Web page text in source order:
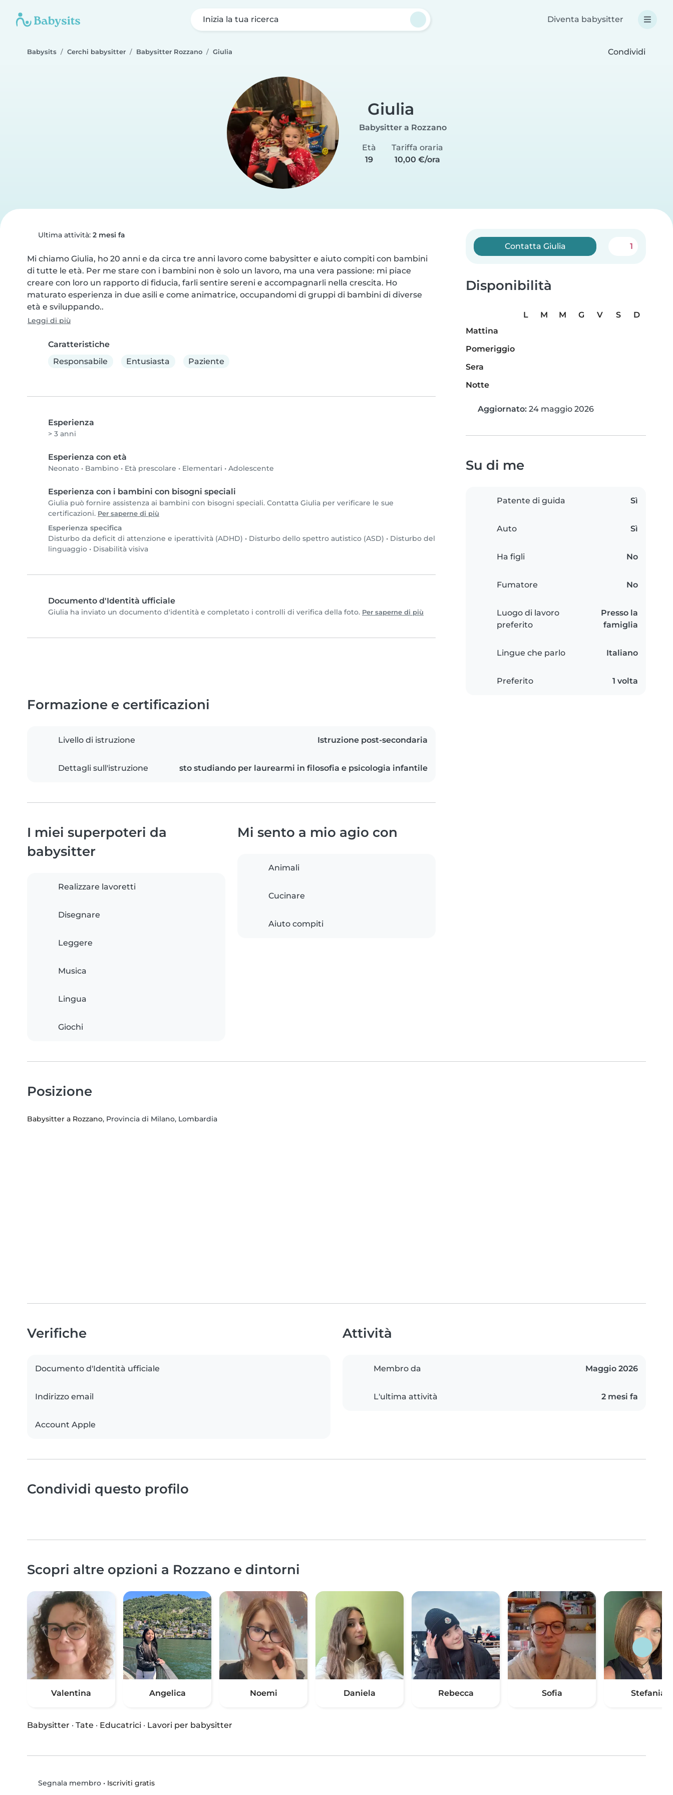
Inizia la tua ricerca Diventa babysitter
Babysits Cerchi babysitter Babysitter Rozzano Giulia Condividi
Giulia
Babysitter a Rozzano
Età
19
Tariffa oraria
10,00 €/ora
Ultima attività: 2 mesi fa
Mi chiamo Giulia, ho 20 anni e da circa tre anni lavoro come babysitter e aiuto compiti con bambini
di tutte le età. Per me stare con i bambini non è solo un lavoro, ma una vera passione: mi piace
creare con loro un rapporto di fiducia, farli sentire sereni e accompagnarli nella crescita. Ho
maturato esperienza in due asili e come animatrice, occupandomi di gruppi di bambini di diverse
età e sviluppando..
Leggi di più
Caratteristiche
Responsabile
Entusiasta Paziente
Esperienza
> 3 anni
Esperienza con età
Neonato • Bambino • Età prescolare • Elementari • Adolescente
Esperienza con i bambini con bisogni speciali
Giulia può fornire assistenza ai bambini con bisogni speciali. Contatta Giulia per verificare le sue
certificazioni. Per saperne di più
Esperienza specifica
Disturbo da deficit di attenzione e iperattività (ADHD) • Disturbo dello spettro autistico (ASD) • Disturbo del
linguaggio • Disabilità visiva
Documento d'Identità ufficiale
Giulia ha inviato un documento d'identità e completato i controlli di verifica della foto. Per saperne di più
Contatta Giulia 1
Disponibilità
L M M G V S
D
Mattina
Pomeriggio
Sera
Notte
Aggiornato: 24 maggio 2026
Su di me
Patente di guida Sì
Auto Sì
Ha figli No
Fumatore No
Luogo di lavoro
preferito
Presso la
famiglia
Lingue che parlo Italiano
Preferito 1 volta
Formazione e certificazioni
Livello di istruzione Istruzione post-secondaria
Dettagli sull'istruzione sto studiando per laurearmi in filosofia e psicologia infantile
I miei superpoteri da
babysitter
Realizzare lavoretti
Disegnare
Leggere
Musica
Lingua
Giochi
Mi sento a mio agio con
Animali
Cucinare
Aiuto compiti
Posizione
Babysitter a Rozzano, Provincia di Milano, Lombardia
Verifiche
Documento d'Identità ufficiale
Indirizzo email
Account Apple
Attività
Membro da Maggio 2026
L'ultima attività 2 mesi fa
Condividi questo profilo
Scopri altre opzioni a Rozzano e dintorni
Valentina Angelica Noemi Daniela Rebecca Sofia Stefania
Babysitter · Tate · Educatrici · Lavori per babysitter
Segnala membro• Iscriviti gratis